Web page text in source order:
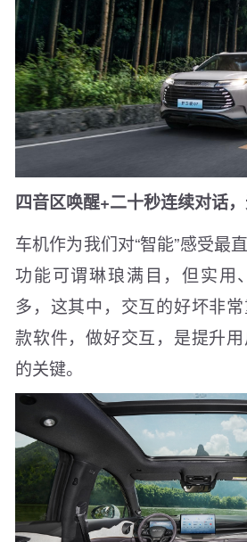
四音区唤醒+二十秒连续对话
车机作为我们对“智能”感受最
功能可谓琳琅满目，但实用
多，这其中，交互的好坏非
款软件，做好交互，是提升
的关键。